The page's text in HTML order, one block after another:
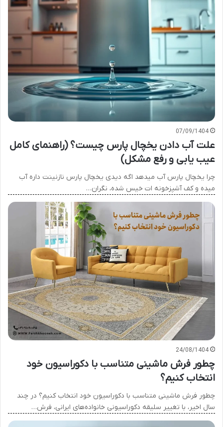
07/09/1404
علت آب دادن یخچال پارس چیست؟ (راهنمای کامل
عیب یابی و رفع مشکل)
چرا یخچال پارس آب میدهد اگه دیدی یخچال پارس نازنینت داره آب
میده و کف آشپزخونه ات خیس شده، نگران…
24/08/1404
چطور فرش ماشینی متناسب با دکوراسیون خود
انتخاب کنیم؟
چطور فرش ماشینی متناسب با دکوراسیون خود انتخاب کنیم؟ در چند
سال اخیر، با تغییر سلیقه دکوراسیونی خانواده‌های ایرانی، فرش…